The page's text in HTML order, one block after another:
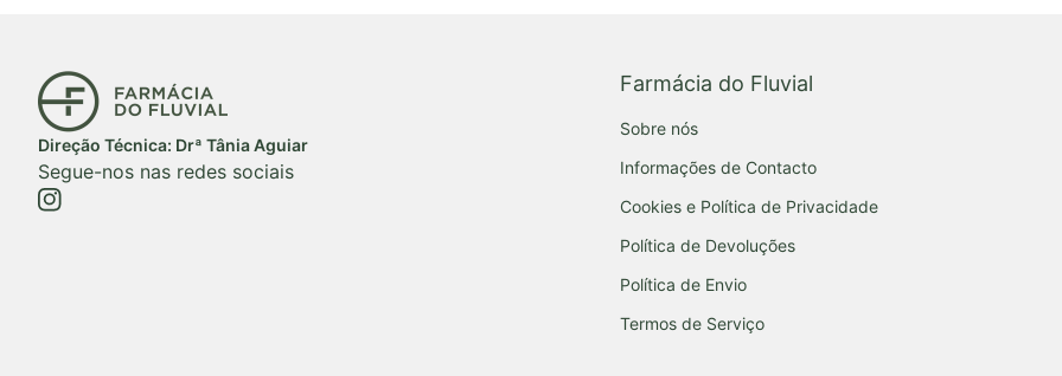
Início
Direção Técnica: Drª Tânia Aguiar
Segue-nos nas redes sociais
https://www.instagram.com/farmaciadofluvial/
(ligação abre num novo separador/janela)
Farmácia do Fluvial
Sobre nós
Informações de Contacto
Cookies e Política de Privacidade
Política de Devoluções
Política de Envio
Termos de Serviço